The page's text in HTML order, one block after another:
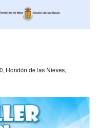
Hondón de las Nieves,